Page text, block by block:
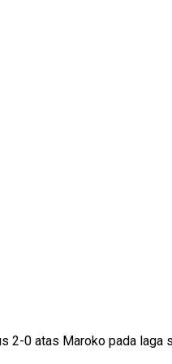
2-0 atas Maroko pada laga